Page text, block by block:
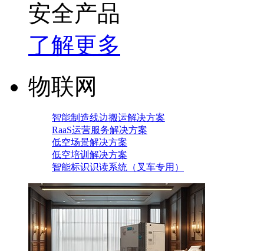
安全产品
了解更多
物联网
智能制造线边搬运解决方案
RaaS运营服务解决方案
低空场景解决方案
低空培训解决方案
智能标识识读系统（叉车专用）